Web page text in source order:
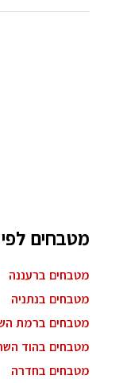
מטבחים
מטבחים ברעננה
מטבחים בנתניה
מטבחים ברמת
מטבחים בהוד
מטבחים בחדרה